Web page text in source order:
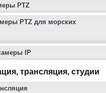
PTZ
PTZ для морских
IP
трансляция, студии